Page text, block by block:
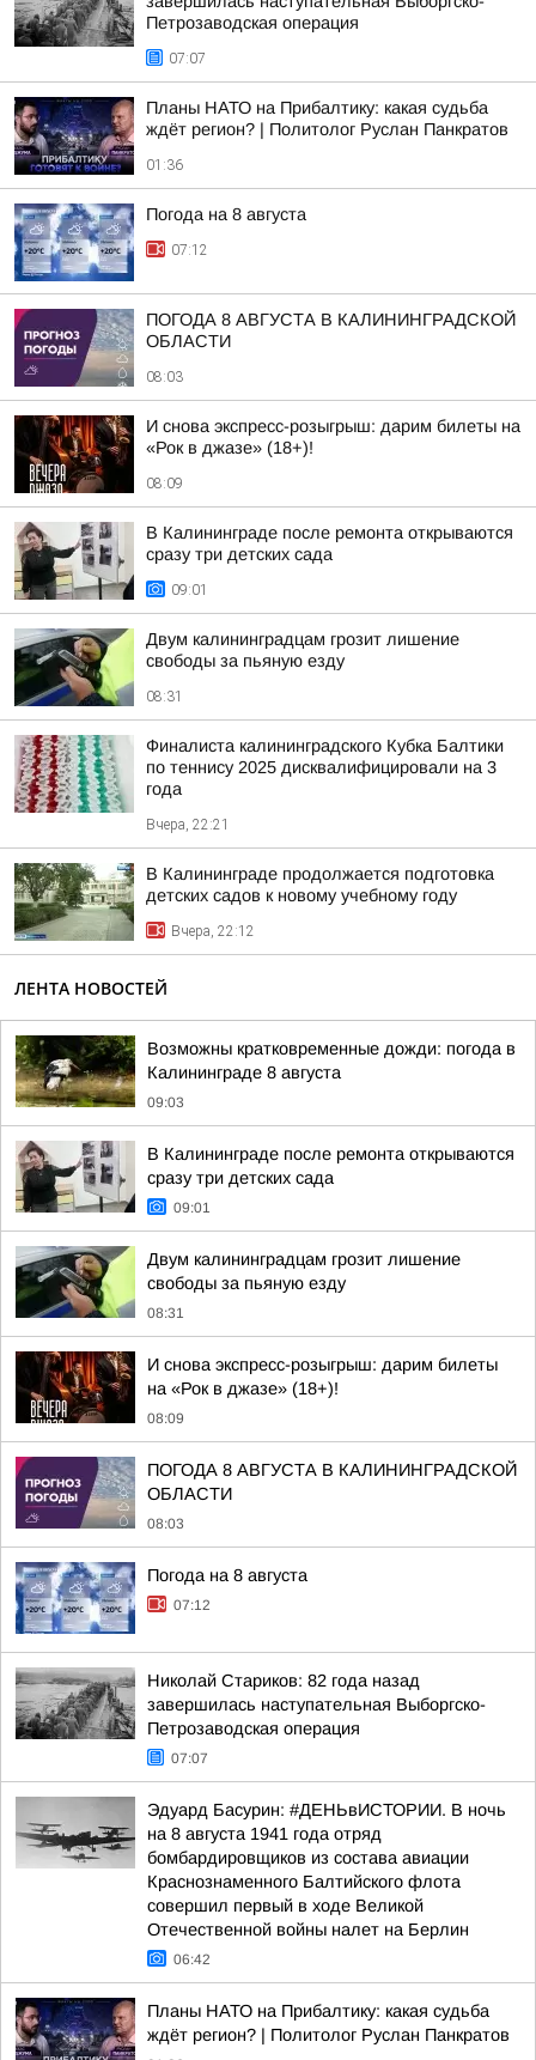
Петрозаводская операция
07:07
Планы НАТО на Прибалтику: какая судьба
ждёт регион? | Политолог Руслан Панкратов
01:36
Погода на 8 августа
07:12
ПОГОДА 8 АВГУСТА В КАЛИНИНГРАДСКОЙ
ОБЛАСТИ
08:03
И снова экспресс-розыгрыш: дарим билеты на
«Рок в джазе» (18+)!
08:09
В Калининграде после ремонта открываются
сразу три детских сада
09:01
Двум калининградцам грозит лишение
свободы за пьяную езду
08:31
Финалиста калининградского Кубка Балтики
по теннису 2025 дисквалифицировали на 3
года
Вчера, 22:21
В Калининграде продолжается подготовка
детских садов к новому учебному году
Вчера, 22:12
ЛЕНТА НОВОСТЕЙ
Возможны кратковременные дожди: погода в
Калининграде 8 августа
09:03
В Калининграде после ремонта открываются
сразу три детских сада
09:01
Двум калининградцам грозит лишение
свободы за пьяную езду
08:31
И снова экспресс-розыгрыш: дарим билеты
на «Рок в джазе» (18+)!
08:09
ПОГОДА 8 АВГУСТА В КАЛИНИНГРАДСКОЙ
ОБЛАСТИ
08:03
Погода на 8 августа
07:12
Николай Стариков: 82 года назад
завершилась наступательная Выборгско-
Петрозаводская операция
07:07
Эдуард Басурин: #ДЕНЬвИСТОРИИ. В ночь
на 8 августа 1941 года отряд
бомбардировщиков из состава авиации
Краснознаменного Балтийского флота
совершил первый в ходе Великой
Отечественной войны налет на Берлин
06:42
Планы НАТО на Прибалтику: какая судьба
ждёт регион? | Политолог Руслан Панкратов